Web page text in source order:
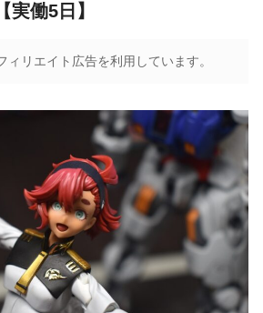
実働5日】
リエイト広告を利用しています。